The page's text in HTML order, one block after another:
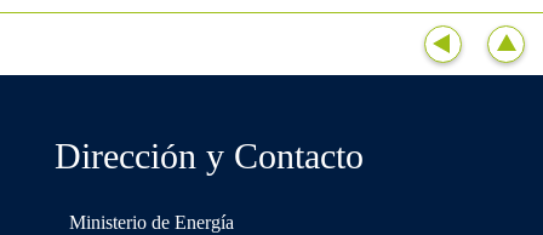
Dirección y Contacto
Ministerio de Energía